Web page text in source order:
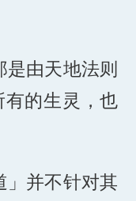
是由天地法则
有的生灵，也
」并不针对其